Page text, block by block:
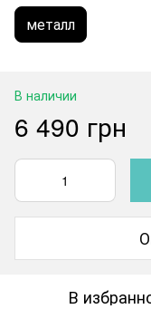
металл
В наличии
6 490 грн
В